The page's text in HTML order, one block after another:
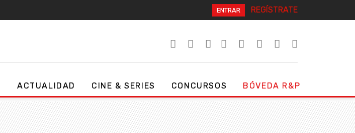
ENTRAR REGÍSTRATE
ACTUALIDAD CINE & SERIES CONCURSOS BÓVEDA R&P